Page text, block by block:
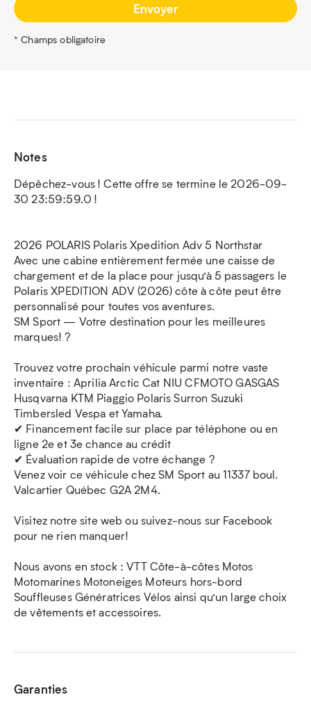
* Champs obligatoire
Notes
Dépêchez-vous ! Cette offre se termine le 2026-09-
30 23:59:59.0 !
2026 POLARIS Polaris Xpedition Adv 5 Northstar
Avec une cabine entièrement fermée une caisse de
chargement et de la place pour jusqu’à 5 passagers le
Polaris XPEDITION ADV (2026) côte à côte peut être
personnalisé pour toutes vos aventures.
SM Sport — Votre destination pour les meilleures
marques! ?
Trouvez votre prochain véhicule parmi notre vaste
inventaire : Aprilia Arctic Cat NIU CFMOTO GASGAS
Husqvarna KTM Piaggio Polaris Surron Suzuki
Timbersled Vespa et Yamaha.
✔ Financement facile sur place par téléphone ou en
ligne 2e et 3e chance au crédit
✔ Évaluation rapide de votre échange ?
Venez voir ce véhicule chez SM Sport au 11337 boul.
Valcartier Québec G2A 2M4.
Visitez notre site web ou suivez-nous sur Facebook
pour ne rien manquer!
Nous avons en stock : VTT Côte-à-côtes Motos
Motomarines Motoneiges Moteurs hors-bord
Souffleuses Génératrices Vélos ainsi qu’un large choix
de vêtements et accessoires.
Garanties